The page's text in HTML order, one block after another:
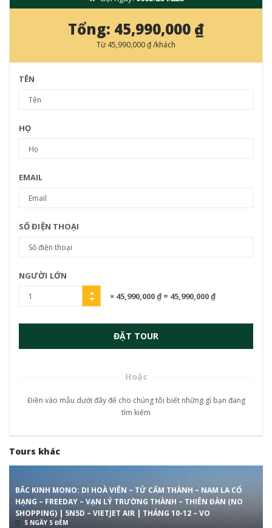
Tổng: 45,990,000 ₫
Từ45,990,000 ₫/khách
TÊN
HỌ
EMAIL
SỐ ĐIỆN THOẠI
NGƯỜI LỚN
× 45,990,000 ₫ = 45,990,000 ₫
ĐẶT TOUR
Hoặc
Điền vào mẫu dưới đây để cho chúng tôi biết những gì bạn đang
tìm kiếm
Tours khác
BẮC KINH MONO: DI HOÀ VIÊN – TỬ CẤM THÀNH – NAM LA CỔ
HẠNG – FREEDAY – VẠN LÝ TRƯỜNG THÀNH – THIÊN ĐÀN (NO
SHOPPING) | 5N5D – VIETJET AIR | THÁNG 10-12 – VO
5 NGÀY 5 ĐÊM